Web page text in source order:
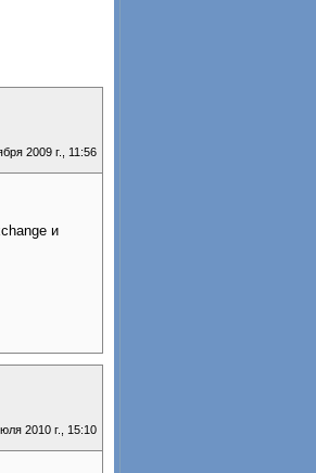
2009 г., 11:56
и
2010 г., 15:10